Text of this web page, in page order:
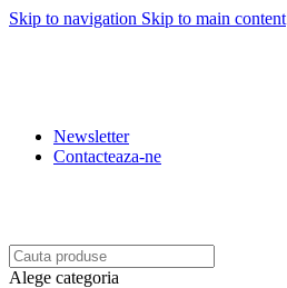
Skip to navigation Skip to main content
Newsletter
Contacteaza-ne
Alege categoria